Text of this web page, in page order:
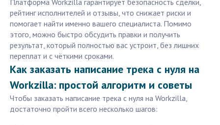
Платформа Workzilla гарантирует безопасность сделки,
рейтинг исполнителей и отзывы, что снижает риски и
помогает найти именно вашего специалиста. Помимо
этого, можно быстро обсудить правки и получить
результат, который полностью вас устроит, без лишних
переплат и с чёткими сроками.
Как заказать написание трека с нуля на
Workzilla: простой алгоритм и советы
Чтобы заказать написание трека с нуля на Workzilla,
достаточно пройти всего несколько шагов: